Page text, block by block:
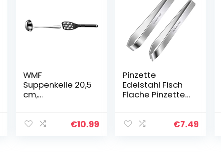
WMF
Suppenkelle 20,5
cm,
Edelstahl poliert
€10.99
Pinzette
Edelstahl Fisch
Flache Pinzette
FischgräTen-
€7.49